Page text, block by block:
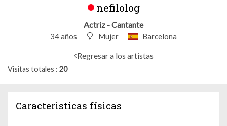
nefilolog
Actriz - Cantante
34 años Mujer Barcelona
Regresar a los artistas
Visitas totales 20
Caracteristicas físicas